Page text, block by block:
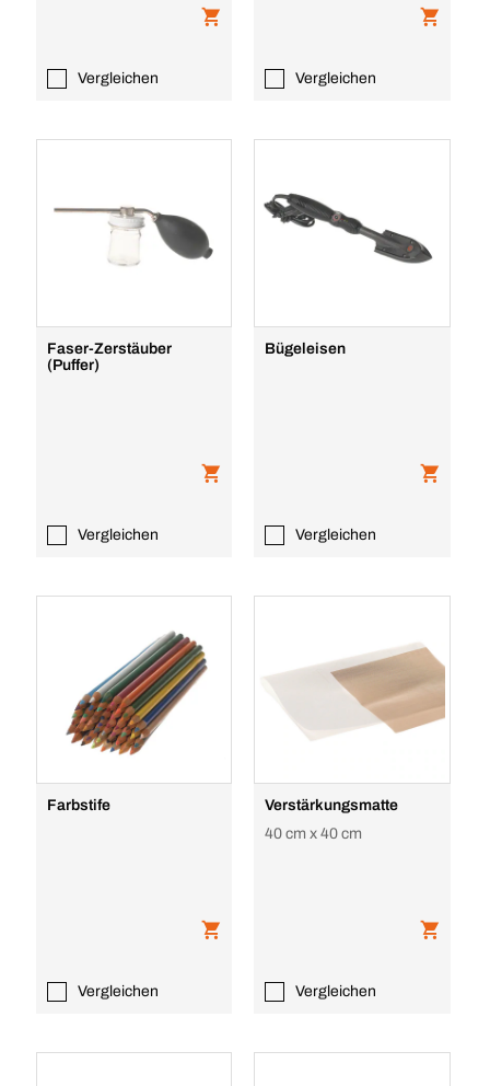
Vergleichen Vergleichen
Faser-Zerstäuber
(Puffer)
Vergleichen
Bügeleisen
Vergleichen
Farbstife
Vergleichen
Verstärkungsmatte
40 cm x 40 cm
Vergleichen